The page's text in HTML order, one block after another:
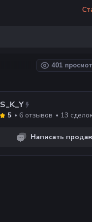
401
S_K_Y
5 6 отзывов 13
Написать